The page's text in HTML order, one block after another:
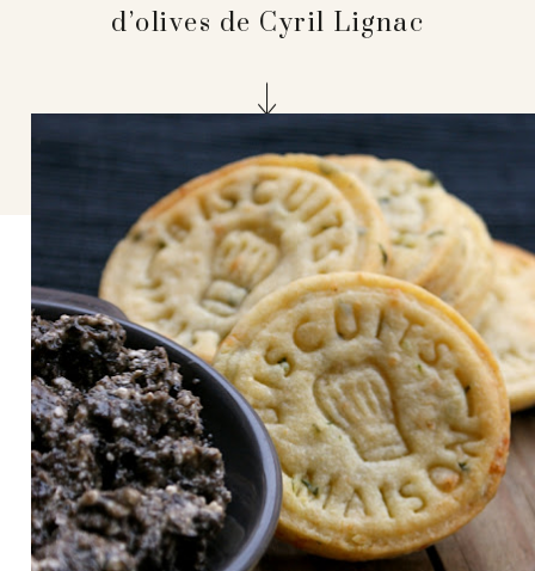
d’olives de Cyril Lignac